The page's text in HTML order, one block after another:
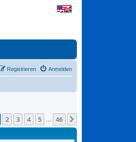
Anmelden
Registrieren
von46
2 3 4 5 46